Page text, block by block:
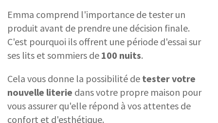
Emma comprend l'importance de tester un
produit avant de prendre une décision finale.
C'est pourquoi ils offrent une période d'essai sur
ses lits et sommiers de 100 nuits.
Cela vous donne la possibilité de tester votre
nouvelle literie dans votre propre maison pour
vous assurer qu'elle répond à vos attentes de
confort et d'esthétique.